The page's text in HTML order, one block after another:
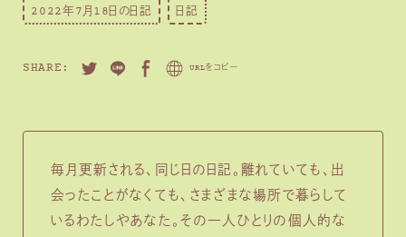
2022年7月18日の日記 日記
SHARE: URLをコピー
毎月更新される、同じ日の日記。離れていても、出
会ったことがなくても、さまざまな場所で暮らして
いるわたしやあなた。その一人ひとりの個人的な